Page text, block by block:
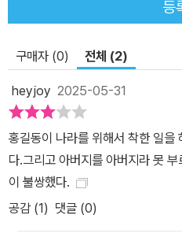
장한 《호민론》 등 자신의 저서에
냈습니다. 이 책의 ‘이야기 속 이야기’에는 허균의 일생은 물론, 그가
《홍길동전》을 통해 드러내고자
식으로 상세히 담아 두었습니다. 또
인 ‘서얼금고법’이 역사적으로 어
도록 했습니다. 홍길동 외에 활약한
국의 의적을 만나 볼 수 있으며, 율
지도 소상히 추적합니다. 《홍길동전》은 17세기에 지어졌지만 한글
소설이 유행한 18～19세기에 크게
이 책은 그중 내용이 가장 뛰어나
등
구매자 (0) 전체 (2)
heyjoy 2025-05-31
홍길동이 나라를 위해서 착한 일을
다.그리고 아버지를 아버지라 못
이 불쌍했다.
공감 (1) 댓글 (0)